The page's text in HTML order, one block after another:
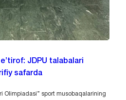
JDPU talabalari
safarda
Olimpiadasi” sport musobaqalarining